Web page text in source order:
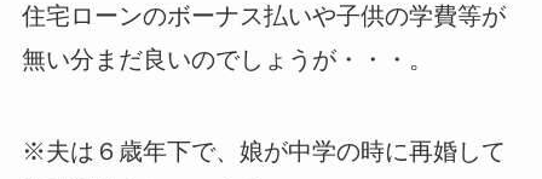
住宅ローンのボーナス払いや子供の学費等が
無い分まだ良いのでしょうが・・・。
※夫は６歳年下で、娘が中学の時に再婚して